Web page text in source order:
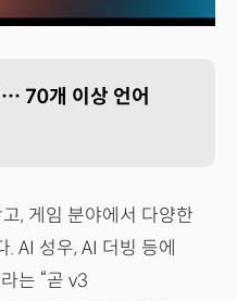
70개 이상 언어
, 게임 분야에서 다양한
AI 성우, AI 더빙 등에
는 “곧 v3